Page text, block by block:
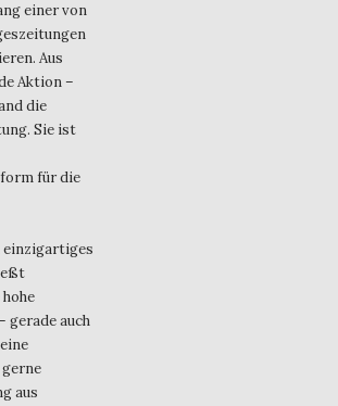
einer von
Aus
Aktion –
die
Sie ist
für die
einzigartiges
gerade auch
aus